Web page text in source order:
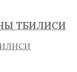
ТБИЛИСИ